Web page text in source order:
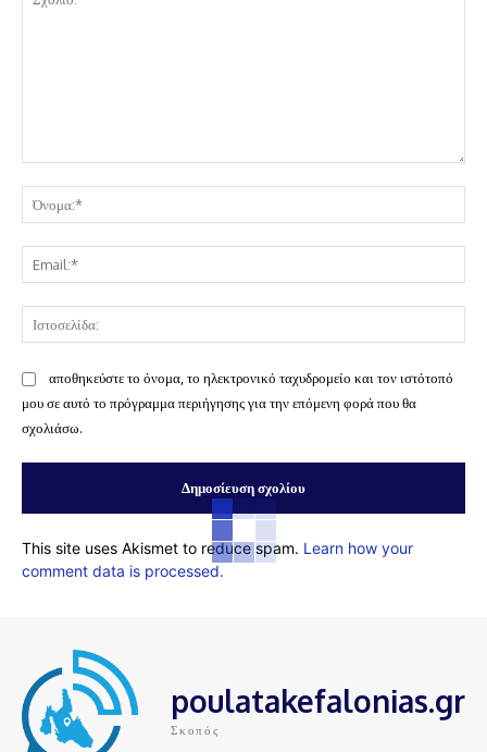
αποθηκεύστε το όνομα, το ηλεκτρονικό ταχυδρομείο και τον ιστότοπό
μου σε αυτό το πρόγραμμα περιήγησης για την επόμενη φορά που θα
σχολιάσω.
This site uses Akismet to reduce spam. Learn how your
comment data is processed.
poulatakefalonias.gr
Σκοπός